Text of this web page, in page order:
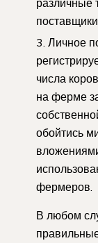
поставщики.
Личное
числа
на ферме
обойтись
фермеров.
В любом